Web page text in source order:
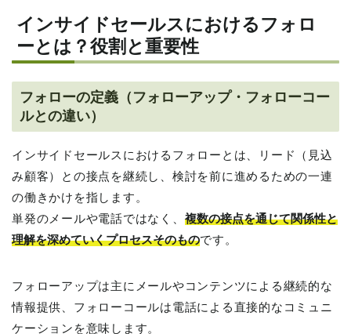
インサイドセールスにおけるフォロ
ーとは？役割と重要性
フォローの定義（フォローアップ・フォローコー
ルとの違い）
インサイドセールスにおけるフォローとは、リード（見込
み顧客）との接点を継続し、検討を前に進めるための一連
の働きかけを指します。
単発のメールや電話ではなく、 複数の接点を通じて関係性と
理解を深めていくプロセスそのものです。
フォローアップは主にメールやコンテンツによる継続的な
情報提供、フォローコールは電話による直接的なコミュニ
ケーションを意味します。